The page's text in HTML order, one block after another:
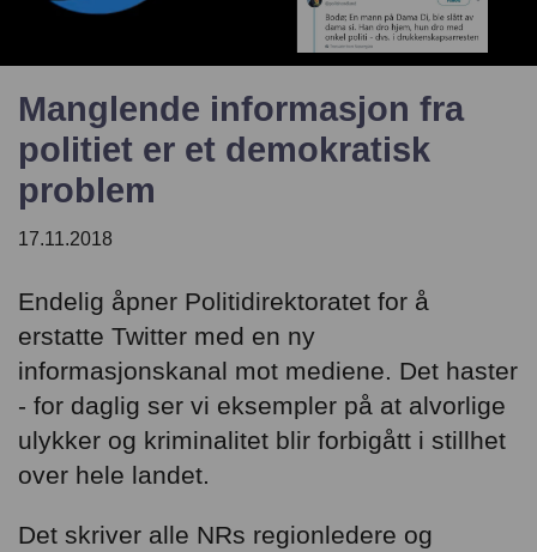
Nyhetsarkiv
Bli medlem
English
Manglende informasjon fra
politiet er et demokratisk
problem
17.11.2018
Endelig åpner Politidirektoratet for å
erstatte Twitter med en ny
informasjonskanal mot mediene. Det haster
- for daglig ser vi eksempler på at alvorlige
ulykker og kriminalitet blir forbigått i stillhet
over hele landet.
Det skriver alle NRs regionledere og